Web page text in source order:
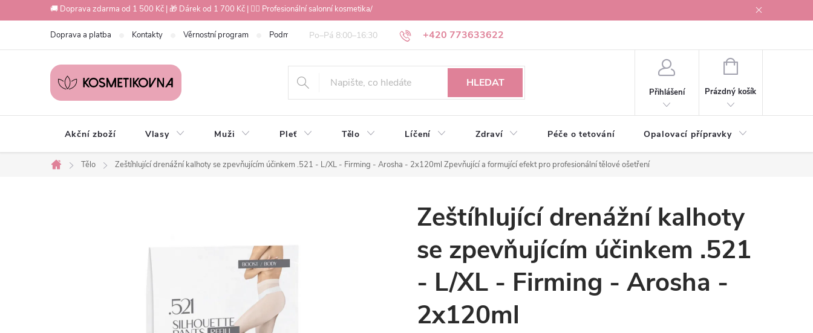
na
🚚 Doprava zdarma od 1 500 Kč | 🎁 Dárek od 1 700 Kč | 💇‍♀️ Profesionální salonní kosmetika/
+420 773633622
Doprava a platba Kontakty Věrnostní program Podmínky ochrany osobních údajů Obchodní podmínky Osobní odběr v Ostravě
HLEDAT
Přihlášení
NÁKUPNÍ
Prázdný košík
Akční zboží Vlasy Muži Pleť Tělo Líčení Zdraví Péče o tetování Opalovací přípravky
Domů
Tělo Zeštíhlující drenážní kalhoty se zpevňujícím účinkem .521 - L/XL - Firming - Arosha - 2x120ml Zpevňující a formující efekt pro profesionální tělové ošetření
Zeštíhlující drenážní kalhoty
se zpevňujícím účinkem .521
- L/XL - Firming - Arosha -
2x120ml